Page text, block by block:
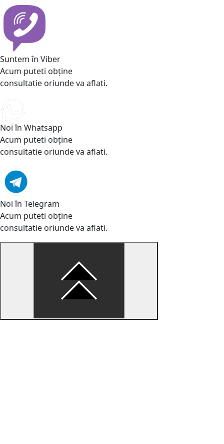
Suntem în Viber
Acum puteti obține
consultatie oriunde va aflati.
Noi în Whatsapp
Acum puteti obține
consultatie oriunde va aflati.
Noi în Telegram
Acum puteti obține
consultatie oriunde va aflati.